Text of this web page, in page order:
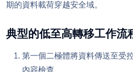
期的資料載荷穿越安全域。
典型的低至高轉移工作流
第一個二極體將資料傳送至受
內容檢查